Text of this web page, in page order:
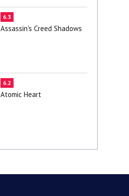
6.3
Assassin's Creed Shadows
6.2
Atomic Heart